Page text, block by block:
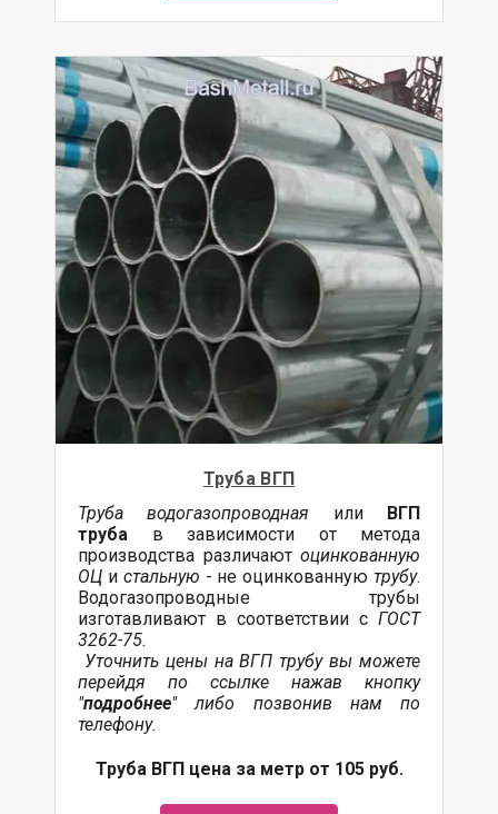
Труба ВГП
Труба водогазопроводная или ВГП
труба в зависимости от метода
производства различают оцинкованную
ОЦ и стальную - не оцинкованнуютрубу.
Водогазопроводные трубы
изготавливают в соответствии с ГОСТ
3262-75.
Уточнить цены на ВГП трубу вы можете
перейдя по ссылке нажав кнопку
"подробнее" либо позвонив нам по
телефону.
Труба ВГП цена за метр от 105 руб.